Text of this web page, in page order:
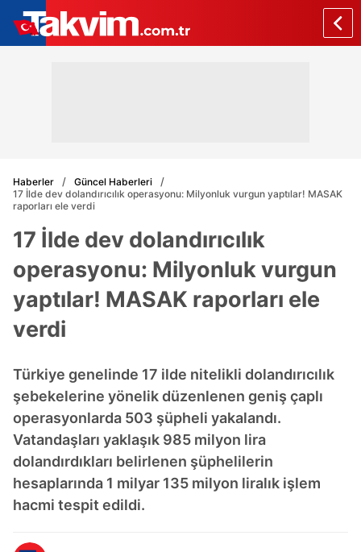
Haberler
Güncel Haberleri
17 İlde dev dolandırıcılık operasyonu: Milyonluk vurgun yaptılar! MASAK
raporları ele verdi
17 İlde dev dolandırıcılık
operasyonu: Milyonluk vurgun
yaptılar! MASAK raporları ele
verdi
Türkiye genelinde 17 ilde nitelikli dolandırıcılık
şebekelerine yönelik düzenlenen geniş çaplı
operasyonlarda 503 şüpheli yakalandı.
Vatandaşları yaklaşık 985 milyon lira
dolandırdıkları belirlenen şüphelilerin
hesaplarında 1 milyar 135 milyon liralık işlem
hacmi tespit edildi.